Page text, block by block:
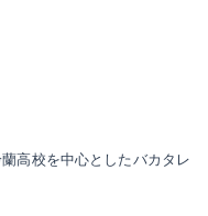
高校を中心としたバカタレ